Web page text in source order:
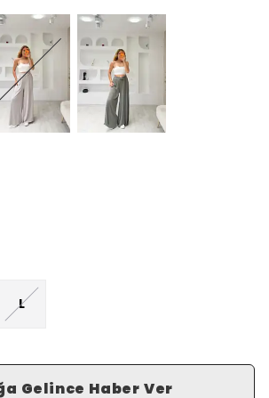
L
Gelince Haber Ver